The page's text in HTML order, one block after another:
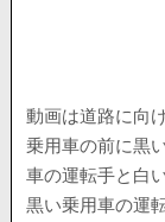
動画は道路に向
乗用車の前に黒
車の運転手と白
黒い乗用車の運